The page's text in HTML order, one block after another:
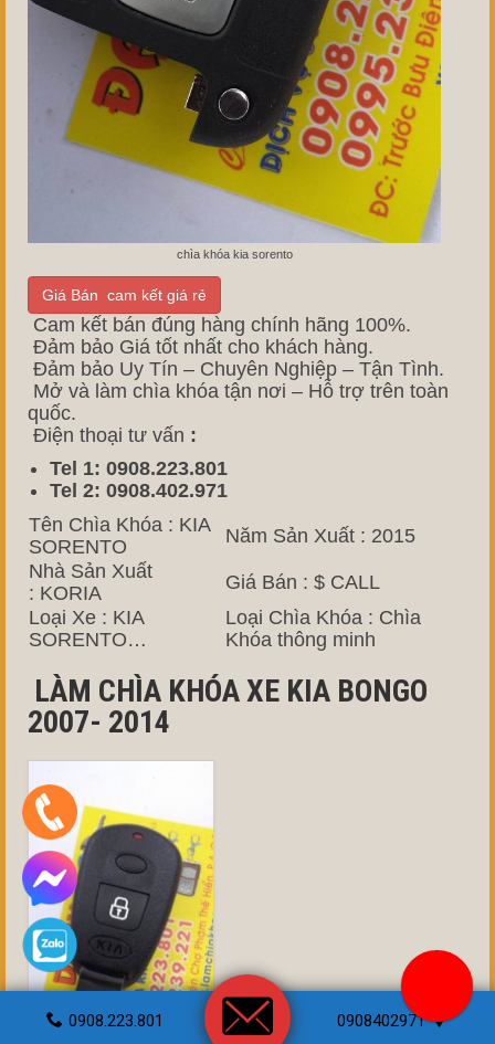
0908.223.801 0908402971
chìa khóa kia sorento
Giá Bán cam kết giá rẻ
Cam kết bán đúng hàng chính hãng 100%.
Đảm bảo Giá tốt nhất cho khách hàng.
Đảm bảo Uy Tín – Chuyên Nghiệp – Tận Tình.
Mở và làm chìa khóa tận nơi – Hỗ trợ trên toàn
quốc.
Điện thoại tư vấn :
Tel 1: 0908.223.801
Tel 2: 0908.402.971
Tên Chìa Khóa : KIA
SORENTO
Năm Sản Xuất : 2015
Nhà Sản Xuất
: KORIA
Giá Bán : $ CALL
Loại Xe : KIA
SORENTO…
Loại Chìa Khóa : Chìa
Khóa thông minh
LÀM CHÌA KHÓA XE KIA BONGO
2007- 2014